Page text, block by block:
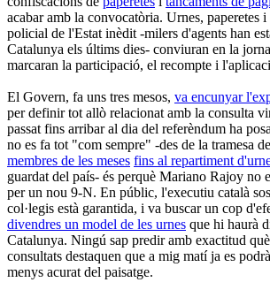
acabar amb la convocatòria. Urnes, paperetes
policial de l'Estat inèdit -milers d'agents han
Catalunya els últims dies- conviuran en la
marcaran la participació, el recompte i
El Govern, fa uns tres mesos, va encunyar
per definir tot allò relacionat amb la consulta
passat fins arribar al dia del referèndum ha
no es fa tot "com sempre" -des de la tramesa de
membres de les meses fins al repartiment
guardat del país- és perquè Mariano Rajoy no
per un nou 9-N. En públic, l'executiu català
col·legis està garantida, i va buscar un cop
divendres un model de les urnes que hi haurà
Catalunya. Ningú sap predir amb exactitud
consultats destaquen que a mig matí ja es
menys acurat del paisatge.